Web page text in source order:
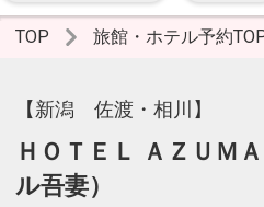
TOP 旅館・ホテル予約
【新潟 佐渡・相川】
ＨＯＴＥＬ ＡＺＵＭ
ル吾妻）